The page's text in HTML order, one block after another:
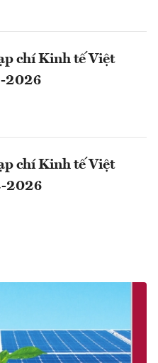
chí Kinh tế Việt
2026
chí Kinh tế Việt
2026